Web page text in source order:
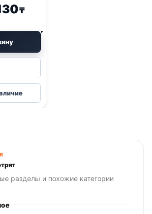
₸
разделы и похожие категории